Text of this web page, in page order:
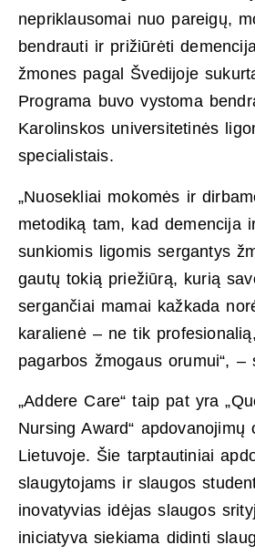
nepriklausomai nuo pareigų,
bendrauti ir prižiūrėti
žmones pagal Švedijoje
Programa buvo vystoma
Karolinskos universitetinės
specialistais.
„Nuosekliai mokomės ir
metodiką tam, kad demencija
sunkiomis ligomis sergantys
gautų tokią priežiūrą, kurią
sergančiai mamai kažkada
karalienė – ne tik
pagarbos žmogaus orumui“, –
„Addere Care“ taip pat yra
Nursing Award“ apdovanojimų
Lietuvoje. Šie tarptautiniai
slaugytojams ir slaugos
inovatyvias idėjas slaugos
iniciatyva siekiama didinti